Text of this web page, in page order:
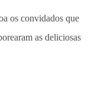
os convidados que
as deliciosas